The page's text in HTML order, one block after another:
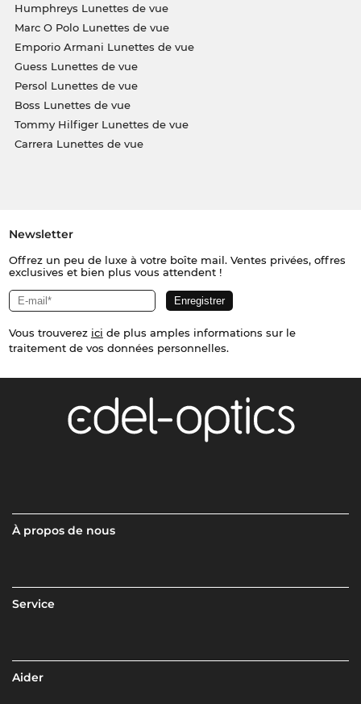
Humphreys Lunettes de vue
Marc O Polo Lunettes de vue
Emporio Armani Lunettes de vue
Guess Lunettes de vue
Persol Lunettes de vue
Boss Lunettes de vue
Tommy Hilfiger Lunettes de vue
Carrera Lunettes de vue
Newsletter
Offrez un peu de luxe à votre boîte mail. Ventes privées, offres
exclusives et bien plus vous attendent !
Vous trouverez ici de plus amples informations sur le
traitement de vos données personnelles.
À propos de nous
Service
Aider